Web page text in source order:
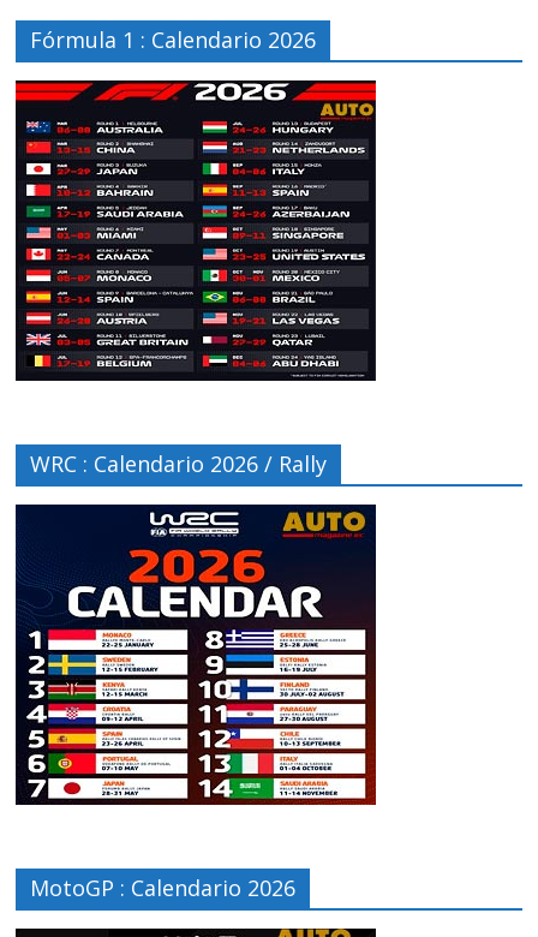
Fórmula 1 : Calendario 2026
WRC : Calendario 2026 / Rally
MotoGP : Calendario 2026